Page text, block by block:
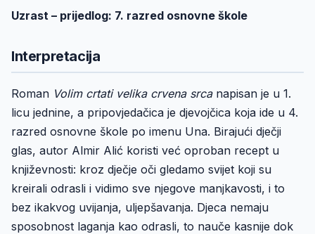
Uzrast – prijedlog: 7. razred osnovne škole
Interpretacija
Roman Volim crtati velika crvena srcanapisan je u 1.
licu jednine, a pripovjedačica je djevojčica koja ide u 4.
razred osnovne škole po imenu Una. Birajući dječji
glas, autor Almir Alić koristi već oproban recept u
književnosti: kroz dječje oči gledamo svijet koji su
kreirali odrasli i vidimo sve njegove manjkavosti, i to
bez ikakvog uvijanja, uljepšavanja. Djeca nemaju
sposobnost laganja kao odrasli, to nauče kasnije dok